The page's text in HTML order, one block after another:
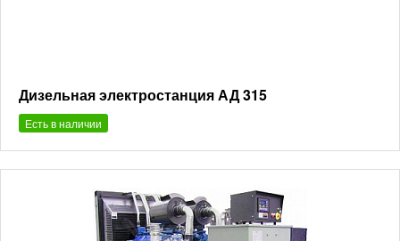
Дизельная электростанция АД 315
Есть в наличии